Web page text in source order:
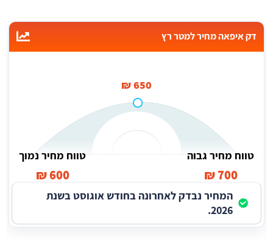
דק איפאה מחיר למטר רץ
650 ₪
טווח מחיר גבוה
700 ₪
טווח מחיר נמוך
600 ₪
המחיר נבדק לאחרונה בחודש אוגוסט בשנת
2026.